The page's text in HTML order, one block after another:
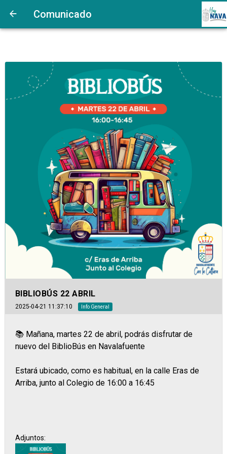
Comunicado
BIBLIOBÚS 22 ABRIL
2025-04-21 11:37:10 Info General
📚 Mañana, martes 22 de abril, podrás disfrutar de
nuevo del BiblioBús en Navalafuente
Estará ubicado, como es habitual, en la calle Eras de
Arriba, junto al Colegio de 16:00 a 16:45
Adjuntos: